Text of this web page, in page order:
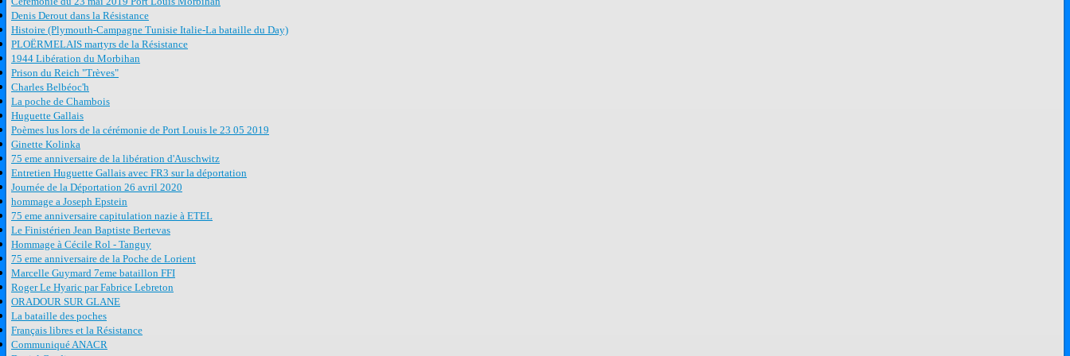
Denis Derout dans la Résistance
Histoire (Plymouth-Campagne Tunisie Italie-La bataille du Day)
PLOËRMELAIS martyrs de la Résistance
1944 Libération du Morbihan
Prison du Reich "Trèves"
Charles Belbéoc'h
La poche de Chambois
Huguette Gallais
Poèmes lus lors de la cérémonie de Port Louis le 23 05 2019
Ginette Kolinka
75 eme anniversaire de la libération d'Auschwitz
Entretien Huguette Gallais avec FR3 sur la déportation
Journée de la Déportation 26 avril 2020
hommage a Joseph Epstein
75 eme anniversaire capitulation nazie à ETEL
Le Finistérien Jean Baptiste Bertevas
Hommage à Cécile Rol - Tanguy
75 eme anniversaire de la Poche de Lorient
Marcelle Guymard 7eme bataillon FFI
Roger Le Hyaric par Fabrice Lebreton
ORADOUR SUR GLANE
La bataille des poches
Français libres et la Résistance
Communiqué ANACR